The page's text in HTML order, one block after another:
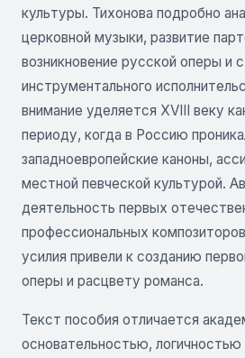
культуры. Тихонова подробно
церковной музыки, развитие
возникновение русской оперы и
инструментального
внимание уделяется XVIII веку
периоду, когда в Россию
западноевропейские каноны,
местной певческой культурой.
деятельность первых
профессиональных
усилия привели к созданию
оперы и расцвету романса.
Текст пособия отличается
основательностью, логичностью